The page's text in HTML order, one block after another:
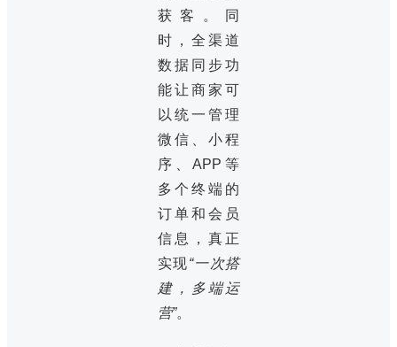
获客。同
时，全渠道
数据同步功
能让商家可
以统一管理
微信、小程
序、APP等
多个终端的
订单和会员
信息，真正
实现“一次搭
建，多端运
营”。